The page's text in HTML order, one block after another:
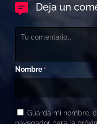
Deja un
Nombre *
Guarda mi nombre,